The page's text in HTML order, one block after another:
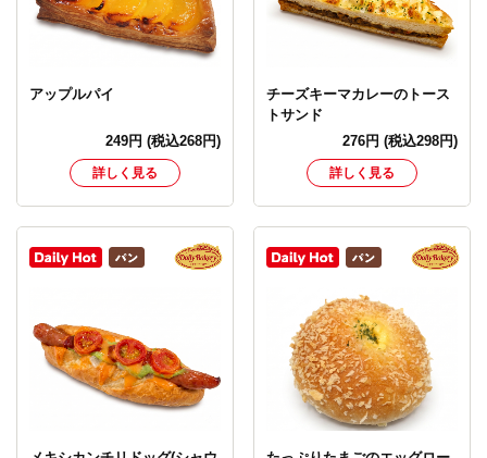
アップルパイ
249円(税込268円)
詳しく見る
チーズキーマカレーのトース
トサンド
276円(税込298円)
詳しく見る